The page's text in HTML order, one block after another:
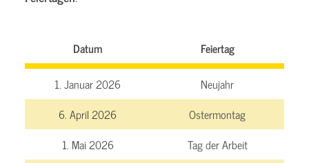
Datum
Feiertag
1. Januar 2026
Neujahr
6. April 2026
Ostermontag
1. Mai 2026
Tag der Arbeit